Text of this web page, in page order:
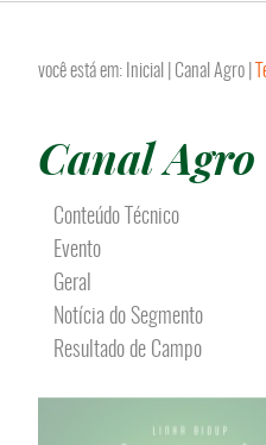
você está em: Inicial Canal Agro
Canal Agro
Conteúdo Técnico
Evento
Geral
Notícia do Segmento
Resultado de Campo